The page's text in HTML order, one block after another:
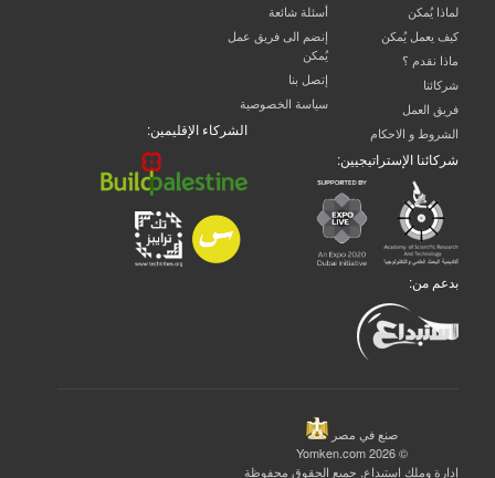
لماذا يُمكن
كيف يعمل يُمكن
ماذا نقدم ؟
شركائنا
فريق العمل
الشروط و الاحكام
أسئلة شائعة
إنضم الى فريق عمل
يُمكن
إتصل بنا
سياسة الخصوصية
الشركاء الإقليمين:
شركائنا الإستراتيجيين:
بدعم من:
صنع في مصر
© 2026 Yomken.com
إدارة وملك استبداع , جميع الحقوق محفوظة